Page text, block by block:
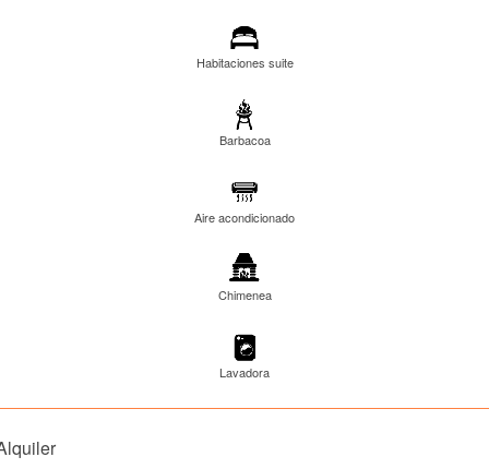
Habitaciones suite
Barbacoa
Aire acondicionado
Chimenea
Lavadora